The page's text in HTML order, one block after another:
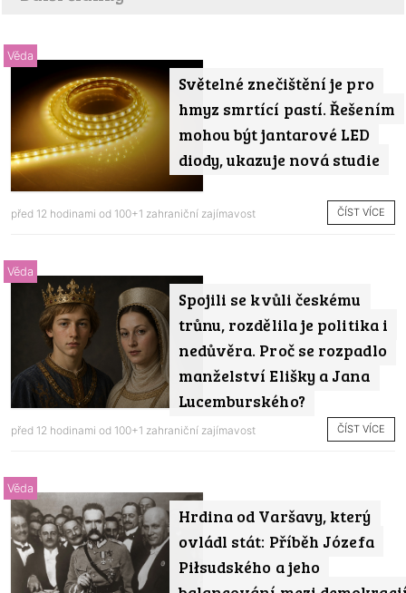
Světelné znečištění je pro
hmyz smrtící pastí. Řešením
mohou být jantarové LED
diody, ukazuje nová studie
Věda
před 12 hodinami od 100+1 zahraniční zajímavost ČÍST VÍCE
Spojili se kvůli českému
trůnu, rozdělila je politika i
nedůvěra. Proč se rozpadlo
manželství Elišky a Jana
Lucemburského?
Věda
před 12 hodinami od 100+1 zahraniční zajímavost ČÍST VÍCE
Hrdina od Varšavy, který
ovládl stát: Příběh Józefa
Piłsudského a jeho
Věda